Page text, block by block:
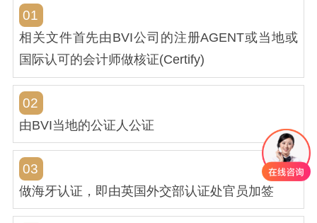
01
相关文件首先由BVI公司的注册AGENT或当地或
国际认可的会计师做核证(Certify)
02
由BVI当地的公证人公证
03
做海牙认证，即由英国外交部认证处官员加签